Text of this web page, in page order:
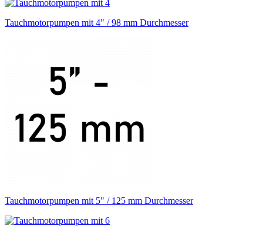
Tauchmotorpumpen mit 4" / 98 mm Durchmesser
Tauchmotorpumpen mit 5" / 125 mm Durchmesser